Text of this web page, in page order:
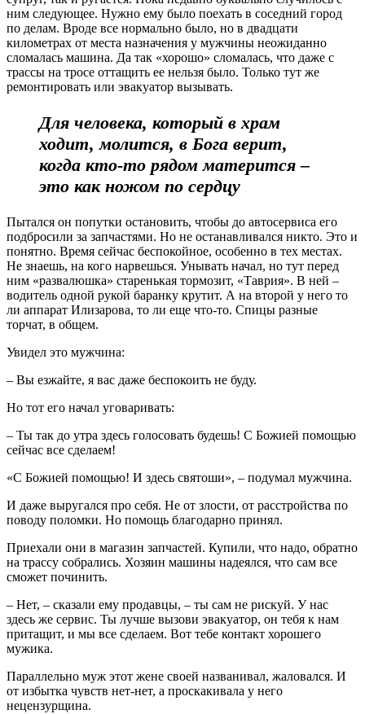
ним следующее. Нужно ему было поехать в соседний город
по делам. Вроде все нормально было, но в двадцати
километрах от места назначения у мужчины неожиданно
сломалась машина. Да так «хорошо» сломалась, что даже с
трассы на тросе оттащить ее нельзя было. Только тут же
ремонтировать или эвакуатор вызывать.
Для человека, который в храм
ходит, молится, в Бога верит,
когда кто-то рядом матерится –
это как ножом по сердцу
Пытался он попутки остановить, чтобы до автосервиса его
подбросили за запчастями. Но не останавливался никто. Это и
понятно. Время сейчас беспокойное, особенно в тех местах.
Не знаешь, на кого нарвешься. Унывать начал, но тут перед
ним «развалюшка» старенькая тормозит, «Таврия». В ней –
водитель одной рукой баранку крутит. А на второй у него то
ли аппарат Илизарова, то ли еще что-то. Спицы разные
торчат, в общем.
Увидел это мужчина:
– Вы езжайте, я вас даже беспокоить не буду.
Но тот его начал уговаривать:
– Ты так до утра здесь голосовать будешь! С Божией помощью
сейчас все сделаем!
«С Божией помощью! И здесь святоши», – подумал мужчина.
И даже выругался про себя. Не от злости, от расстройства по
поводу поломки. Но помощь благодарно принял.
Приехали они в магазин запчастей. Купили, что надо, обратно
на трассу собрались. Хозяин машины надеялся, что сам все
сможет починить.
– Нет, – сказали ему продавцы, – ты сам не рискуй. У нас
здесь же сервис. Ты лучше вызови эвакуатор, он тебя к нам
притащит, и мы все сделаем. Вот тебе контакт хорошего
мужика.
Параллельно муж этот жене своей названивал, жаловался. И
от избытка чувств нет-нет, а проскакивала у него
нецензурщина.